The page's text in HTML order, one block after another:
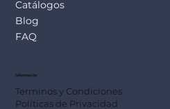
Catálogos
Blog
FAQ
Información
Terminos y Condiciones
Políticas de Privacidad